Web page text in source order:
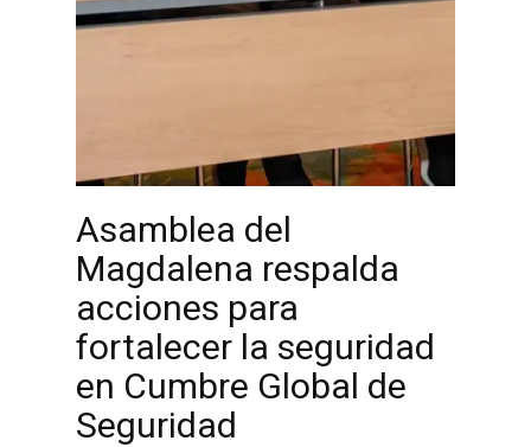
Asamblea del
Magdalena respalda
acciones para
fortalecer la seguridad
en Cumbre Global de
Seguridad